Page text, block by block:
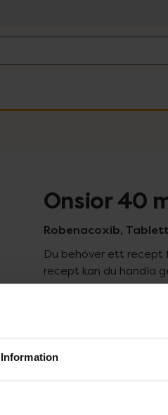
Information
Onsior 40
Robenacoxib,
Du behöver ett recept
recept kan du handla